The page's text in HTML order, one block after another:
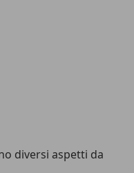
diversi aspetti da